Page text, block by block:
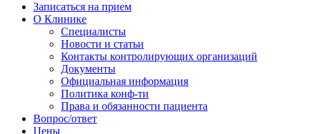
Записаться на прием
О Клинике
Специалисты
Новости и статьи
Контакты контролирующих организаций
Документы
Официальная информация
Политика конф-ти
Права и обязанности пациента
Вопрос/ответ
Цены